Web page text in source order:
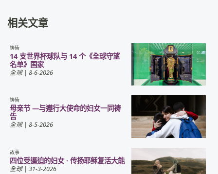
相关文章
祷告
14 支世界杯球队与 14 个《全球守望
名单》国家
全球| 8-6-2026
祷告
母亲节 —与遵行大使命的妇女一同祷
告
全球| 8-5-2026
故事
四位受逼迫的妇女 · 传扬耶稣复活大能
全球| 31-3-2026